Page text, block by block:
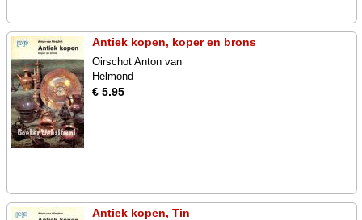
Antiek kopen, koper en brons
Oirschot Anton van
Helmond
€ 5.95
Antiek kopen, Tin